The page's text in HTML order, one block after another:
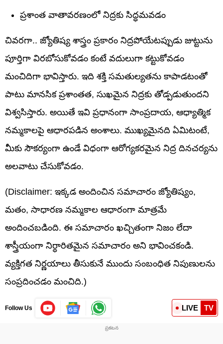
ప్రశాంత వాతావరణంలో నిద్రకు సిద్ధమవడం
చివరగా.. జ్యోతిష్య శాస్త్రం ప్రకారం నిద్రపోయేటప్పుడు జుట్టును
పూర్తిగా విరబోసుకోవడం కంటే వదులుగా కట్టుకోవడం
మంచిదిగా భావిస్తారు. ఇది శక్తి సమతుల్యతను కాపాడటంతో
పాటు మానసిక ప్రశాంతత, సుఖమైన నిద్రకు తోడ్పడుతుందని
విశ్వసిస్తారు. అయితే ఇవి ప్రధానంగా సాంప్రదాయ, ఆధ్యాత్మిక
నమ్మకాలపై ఆధారపడిన అంశాలు. ముఖ్యమైనది ఏమిటంటే,
మీకు సౌకర్యంగా ఉండే విధంగా ఆరోగ్యకరమైన నిద్ర దినచర్యను
అలవాటు చేసుకోవడం.
(Disclaimer: ఇక్కడ అందించిన సమాచారం జ్యోతిష్యం,
మతం, సాధారణ నమ్మకాల ఆధారంగా మాత్రమే
అందించబడింది. ఈ సమాచారం ఖచ్చితంగా నిజం లేదా
శాస్త్రీయంగా నిర్ధారితమైన సమాచారం అని భావించకండి.
వ్యక్తిగత నిర్ణయాలు తీసుకునే ముందు సంబంధిత నిపుణులను
సంప్రదించడం మంచిది.)
Follow Us LIVE TV